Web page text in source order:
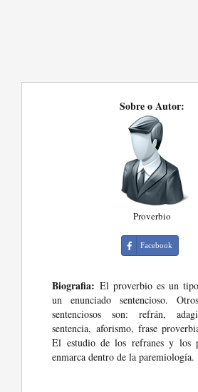
Sobre o Autor:
Proverbio
Facebook
Biografia: El proverbio es un
un enunciado sentencioso.
sentenciosos son: refrán,
sentencia, aforismo, frase
El estudio de los refranes y los
enmarca dentro de la paremiología.